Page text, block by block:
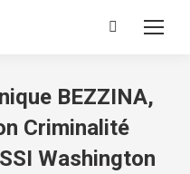
BEZZINA,
Criminalité
Washington